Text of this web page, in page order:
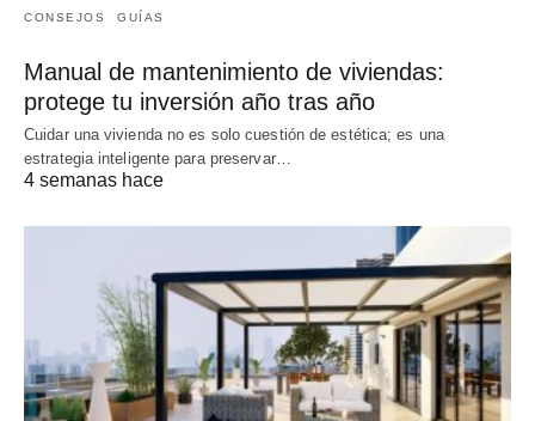
CONSEJOS GUÍAS
Manual de mantenimiento de viviendas:
protege tu inversión año tras año
Cuidar una vivienda no es solo cuestión de estética; es una
estrategia inteligente para preservar…
4 semanas hace